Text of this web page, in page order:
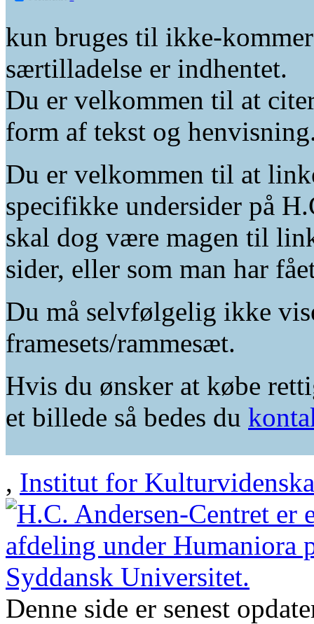
kun bruges til ikke-
særtilladelse er indhentet.
Du er velkommen til at
form af tekst og
Du er velkommen til at
specifikke undersider på
skal dog være magen til
sider, eller som man har
Du må selvfølgelig ikke
framesets/rammesæt.
Hvis du ønsker at købe
et billede så bedes du
, Institut for
Denne side er senest